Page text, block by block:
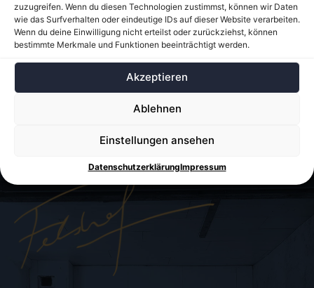
zuzugreifen. Wenn du diesen Technologien zustimmst, können wir Daten
wie das Surfverhalten oder eindeutige IDs auf dieser Website verarbeiten.
Wenn du deine Einwilligung nicht erteilst oder zurückziehst, können
bestimmte Merkmale und Funktionen beeinträchtigt werden.
Akzeptieren
Ablehnen
Einstellungen ansehen
DatenschutzerklärungImpressum
E-Mail-Adresse*
Website